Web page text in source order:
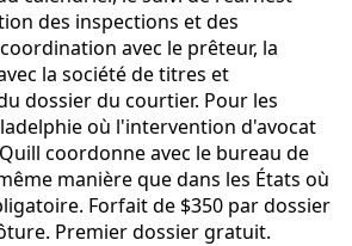
des inspections et des
avec le prêteur, la
la société de titres et
dossier du courtier. Pour les
où l'intervention d'avocat
coordonne avec le bureau de
manière que dans les États où
Forfait de $350 par dossier
Premier dossier gratuit.